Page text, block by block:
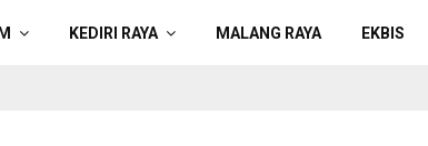
KEDIRI RAYA MALANG RAYA EKBIS